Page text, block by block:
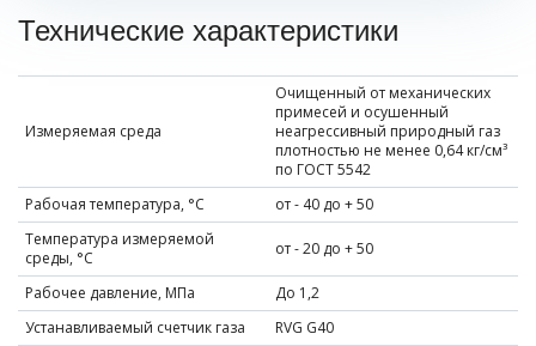
Технические характеристики
Измеряемая среда
Очищенный от механических
примесей и осушенный
неагрессивный природный газ
плотностью не менее 0,64 кг/см³
по ГОСТ 5542
Рабочая температура, °С
от - 40 до + 50
Температура измеряемой
среды, °С
от - 20 до + 50
Рабочее давление, МПа
До 1,2
Устанавливаемый счетчик газа
RVG G40